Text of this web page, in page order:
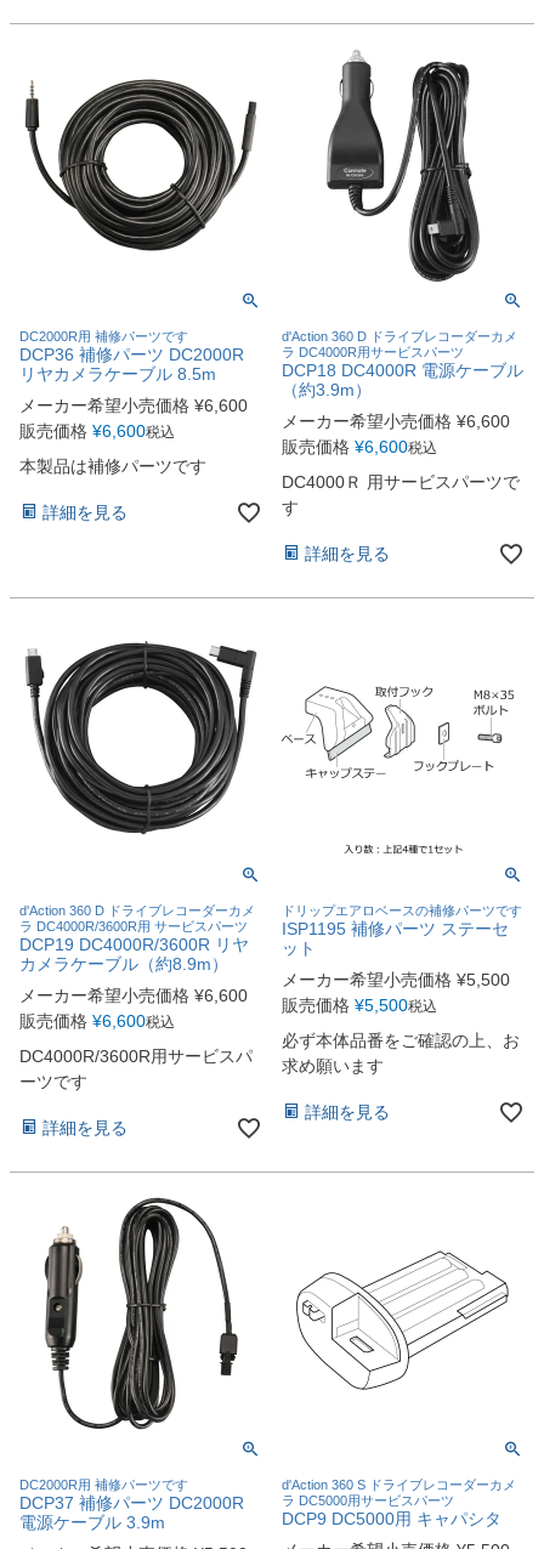
DC2000R用 補修パーツです
DCP36 補修パーツ DC2000R
リヤカメラケーブル 8.5m
メーカー希望小売価格 ¥6,600
販売価格 ¥6,600税込
本製品は補修パーツです
詳細を見る
d'Action 360 D ドライブレコーダーカメ
ラ DC4000R用サービスパーツ
DCP18 DC4000R 電源ケーブル
（約3.9m）
メーカー希望小売価格 ¥6,600
販売価格 ¥6,600税込
DC4000Ｒ 用サービスパーツで
す
詳細を見る
d'Action 360 D ドライブレコーダーカメ
ラ DC4000R/3600R用 サービスパーツ
DCP19 DC4000R/3600R リヤ
カメラケーブル（約8.9m）
メーカー希望小売価格 ¥6,600
販売価格 ¥6,600税込
DC4000R/3600R用サービスパ
ーツです
詳細を見る
ドリップエアロベースの補修パーツです
ISP1195 補修パーツ ステーセ
ット
メーカー希望小売価格 ¥5,500
販売価格 ¥5,500税込
必ず本体品番をご確認の上、お
求め願います
詳細を見る
DC2000R用 補修パーツです
DCP37 補修パーツ DC2000R
電源ケーブル 3.9m
d'Action 360 S ドライブレコーダーカメ
ラ DC5000用サービスパーツ
DCP9 DC5000用 キャパシタ